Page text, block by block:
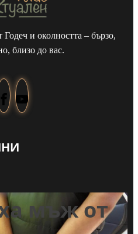
и околността – бързо,
близо до вас.
мъж от